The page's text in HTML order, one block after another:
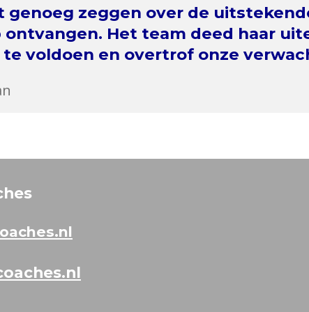
genoeg zeggen over de
Het team deed haar
voldoen en overtrof onze